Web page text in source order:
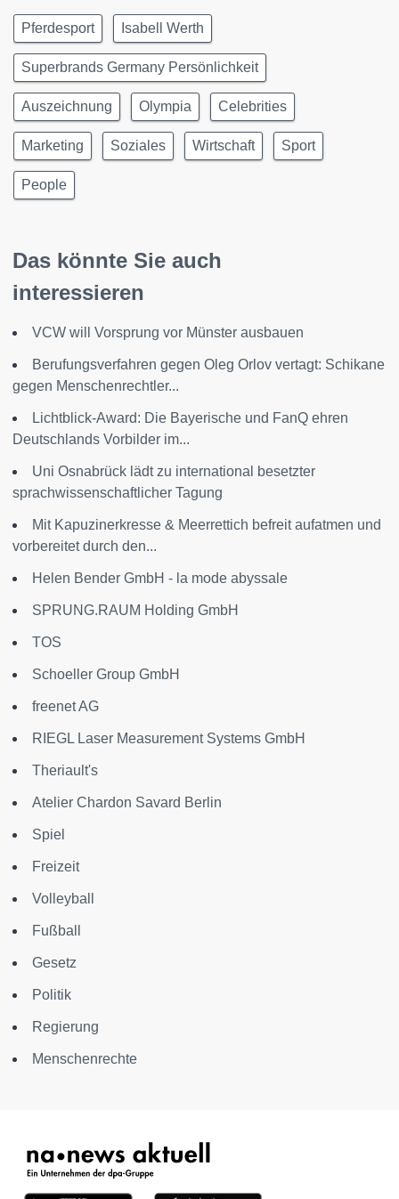
Pferdesport Isabell Werth
Superbrands Germany Persönlichkeit
Auszeichnung Olympia Celebrities
Marketing Soziales Wirtschaft Sport
People
Das könnte Sie auch
interessieren
VCW will Vorsprung vor Münster ausbauen
Berufungsverfahren gegen Oleg Orlov vertagt: Schikane
gegen Menschenrechtler...
Lichtblick-Award: Die Bayerische und FanQ ehren
Deutschlands Vorbilder im...
Uni Osnabrück lädt zu international besetzter
sprachwissenschaftlicher Tagung
Mit Kapuzinerkresse & Meerrettich befreit aufatmen und
vorbereitet durch den...
Helen Bender GmbH - la mode abyssale
SPRUNG.RAUM Holding GmbH
TOS
Schoeller Group GmbH
freenet AG
RIEGL Laser Measurement Systems GmbH
Theriault's
Atelier Chardon Savard Berlin
Spiel
Freizeit
Volleyball
Fußball
Gesetz
Politik
Regierung
Menschenrechte